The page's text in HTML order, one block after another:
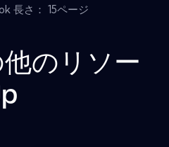
長さ： 15ページ
のリソー